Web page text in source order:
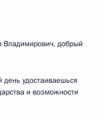
добрый
удостаиваешься
и возможности